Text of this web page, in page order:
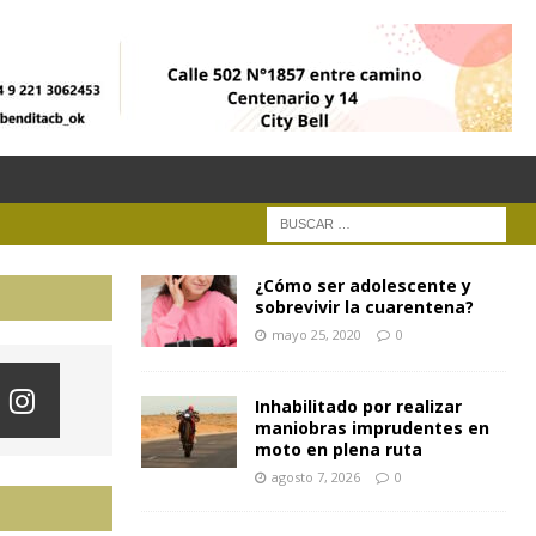
¿Cómo ser adolescente y
sobrevivir la cuarentena?
mayo 25, 2020 0
Inhabilitado por realizar
maniobras imprudentes en
moto en plena ruta
agosto 7, 2026 0